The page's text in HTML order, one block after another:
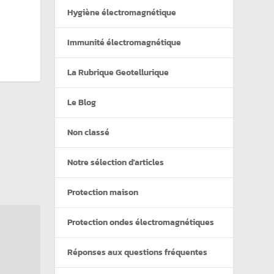
Hygiène électromagnétique
Immunité électromagnétique
La Rubrique Geotellurique
Le Blog
Non classé
Notre sélection d'articles
Protection maison
Protection ondes électromagnétiques
Réponses aux questions fréquentes